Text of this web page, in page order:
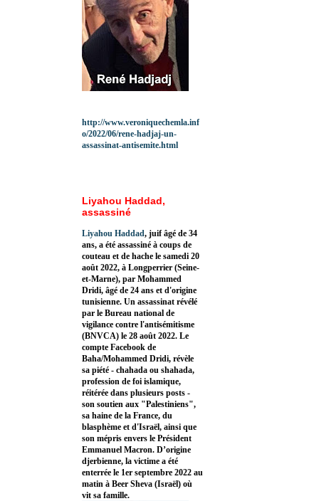
http://www.veroniquechemla.inf
o/2022/06/rene-hadjaj-un-
assassinat-antisemite.html
Liyahou Haddad,
assassiné
Liyahou Haddad, juif âgé de 34
ans, a été assassiné à coups de
couteau et de hache le samedi 20
août 2022, à Longperrier (Seine-
et-Marne), par Mohammed
Dridi, âgé de 24 ans et d'origine
tunisienne. Un assassinat révélé
par le Bureau national de
vigilance contre l'antisémitisme
(BNVCA) le 28 août 2022. Le
compte Facebook de
Baha/Mohammed Dridi, révèle
sa piété - chahada ou shahada,
profession de foi islamique,
réitérée dans plusieurs posts -
son soutien aux "Palestiniens",
sa haine de la France, du
blasphème et d'Israël, ainsi que
son mépris envers le Président
Emmanuel Macron. D’origine
djerbienne, la victime a été
enterrée le 1er septembre 2022 au
matin à Beer Sheva (Israël) où
vit sa famille.